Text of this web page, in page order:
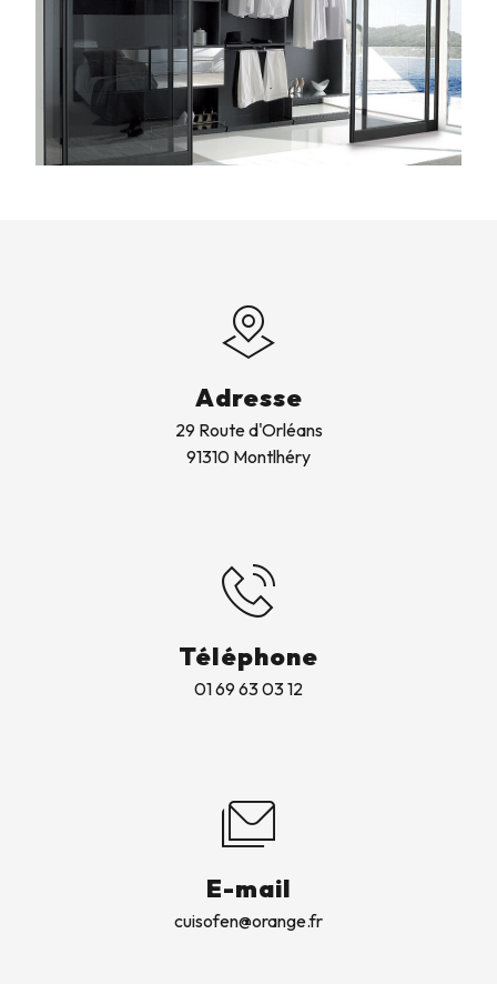
Adresse
29 Route d'Orléans
91310 Montlhéry
Téléphone
01 69 63 03 12
E-mail
cuisofen@orange.fr